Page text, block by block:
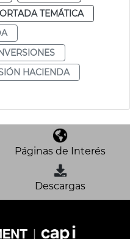
TEMÁTICA
HACIENDA
Páginas de Interés
Descargas